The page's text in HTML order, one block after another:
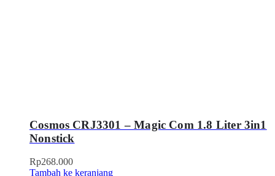
Cosmos CRJ3301 – Magic Com 1.8 Liter 3in1
Nonstick
Rp268.000
Tambah ke keranjang